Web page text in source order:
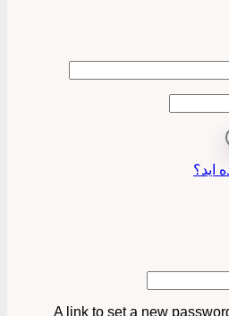
اید؟
A link to set a new